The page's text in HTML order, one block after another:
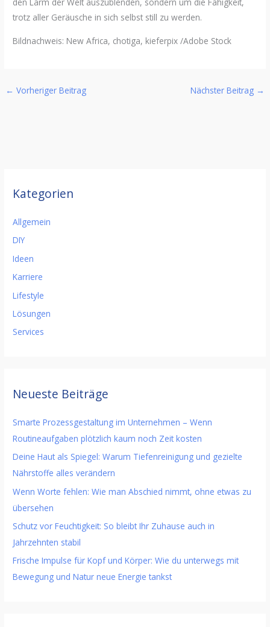
trotz aller Geräusche in sich selbst still zu werden.
Bildnachweis: NewAfrica, chotiga, kieferpix /Adobe Stock
← Vorheriger Beitrag Nächster Beitrag →
Kategorien
Allgemein
DIY
Ideen
Karriere
Lifestyle
Lösungen
Services
Neueste Beiträge
Smarte Prozessgestaltung im Unternehmen – Wenn
Routineaufgaben plötzlich kaum noch Zeit kosten
Deine Haut als Spiegel: Warum Tiefenreinigung und gezielte
Nährstoffe alles verändern
Wenn Worte fehlen: Wie man Abschied nimmt, ohne etwas zu
übersehen
Schutz vor Feuchtigkeit: So bleibt Ihr Zuhause auch in
Jahrzehnten stabil
Frische Impulse für Kopf und Körper: Wie du unterwegs mit
Bewegung und Natur neue Energie tankst